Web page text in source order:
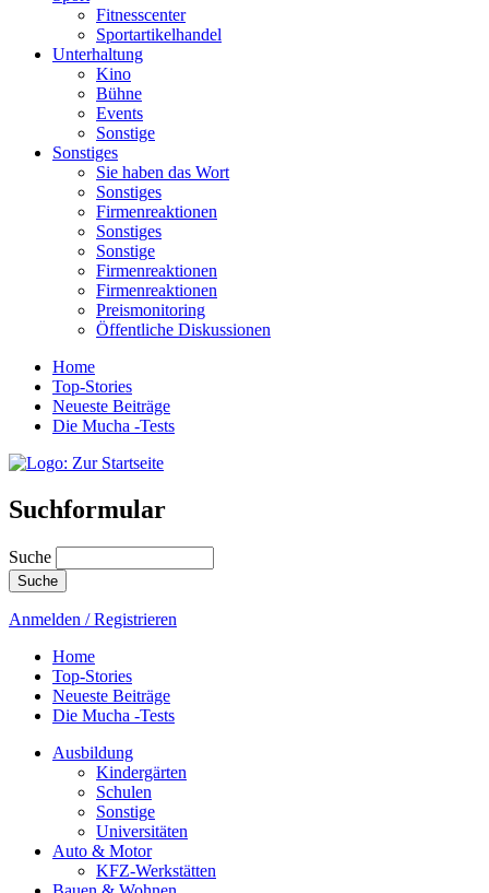
Fitnesscenter
Sportartikelhandel
Unterhaltung
Kino
Bühne
Events
Sonstige
Sonstiges
Sie haben das Wort
Sonstiges
Firmenreaktionen
Sonstiges
Sonstige
Firmenreaktionen
Firmenreaktionen
Preismonitoring
Öffentliche Diskussionen
Home
Top-Stories
Neueste Beiträge
Die Mucha -Tests
Suchformular
Suche
Anmelden / Registrieren
Home
Top-Stories
Neueste Beiträge
Die Mucha -Tests
Ausbildung
Kindergärten
Schulen
Sonstige
Universitäten
Auto & Motor
KFZ-Werkstätten